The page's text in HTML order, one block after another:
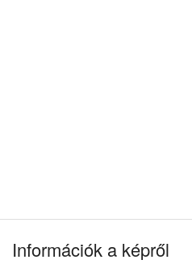
Információk a képről